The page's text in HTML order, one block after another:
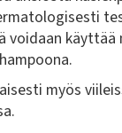
voidaan käyttää
myös